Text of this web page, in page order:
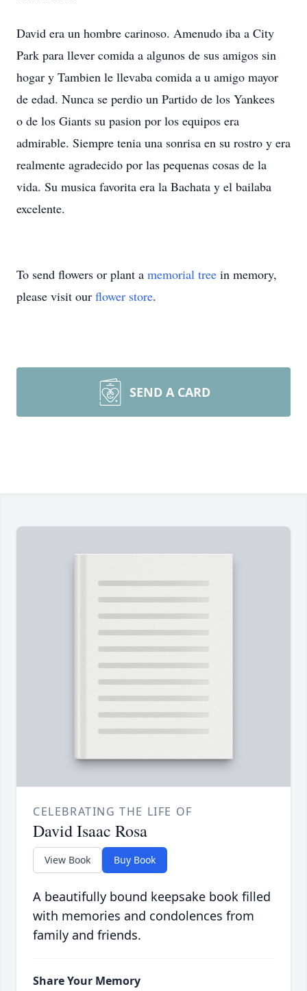
David era un hombre carinoso. Amenudo iba a City
Park para llever comida a algunos de sus amigos sin
hogar y Tambien le llevaba comida a u amigo mayor
de edad. Nunca se perdio un Partido de los Yankees
o de los Giants su pasion por los equipos era
admirable. Siempre tenia una sonrisa en su rostro y era
realmente agradecido por las pequenas cosas de la
vida. Su musica favorita era la Bachata y el bailaba
excelente.
To send flowers or plant a memorial tree in memory,
please visit our flower store.
SEND A CARD
CELEBRATING THE LIFE OF
David Isaac Rosa
View Book Buy Book
A beautifully bound keepsake book filled
with memories and condolences from
family and friends.
Share Your Memory